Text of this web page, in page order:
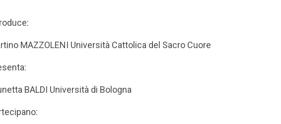
MAZZOLENI Università Cattolica del Sacro Cuore
BALDI Università di Bologna